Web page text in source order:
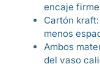
encaje
Cartón
menos
Ambos
del vaso